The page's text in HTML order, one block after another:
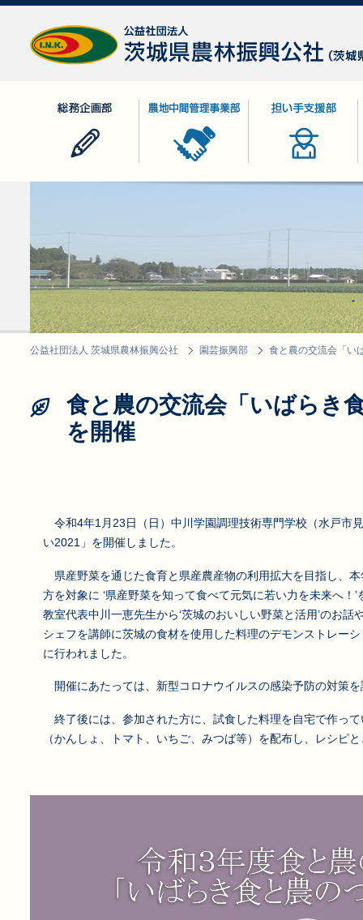
公益社団法人 茨城県農林振興公社 園芸振興部 食と農の交流会「い
食と農の交流会「いばらき
を開催
令和4年1月23日（日）中川学園調理技術専門学校（水戸市
い2021」を開催しました。
県産野菜を通じた食育と県産農産物の利用拡大を目指し、
方を対象に ‘県産野菜を知って食べて元気に若い力を未来へ！
教室代表中川一恵先生から‘茨城のおいしい野菜と活用’のお
シェフを講師に茨城の食材を使用した料理のデモンストレー
に行われました。
開催にあたっては、新型コロナウイルスの感染予防の対策
終了後には、参加された方に、試食した料理を自宅で作っ
（かんしょ、トマト、いちご、みつば等）を配布し、レシピ